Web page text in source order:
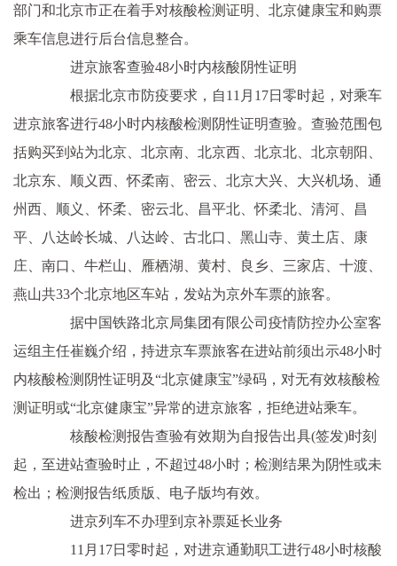
部门和北京市正在着手对核酸检测证明、北京健康宝和购票
乘车信息进行后台信息整合。
进京旅客查验48小时内核酸阴性证明
根据北京市防疫要求，自11月17日零时起，对乘车
进京旅客进行48小时内核酸检测阴性证明查验。查验范围包
括购买到站为北京、北京南、北京西、北京北、北京朝阳、
北京东、顺义西、怀柔南、密云、北京大兴、大兴机场、通
州西、顺义、怀柔、密云北、昌平北、怀柔北、清河、昌
平、八达岭长城、八达岭、古北口、黑山寺、黄土店、康
庄、南口、牛栏山、雁栖湖、黄村、良乡、三家店、十渡、
燕山共33个北京地区车站，发站为京外车票的旅客。
据中国铁路北京局集团有限公司疫情防控办公室客
运组主任崔巍介绍，持进京车票旅客在进站前须出示48小时
内核酸检测阴性证明及“北京健康宝”绿码，对无有效核酸检
测证明或“北京健康宝”异常的进京旅客，拒绝进站乘车。
核酸检测报告查验有效期为自报告出具(签发)时刻
起，至进站查验时止，不超过48小时；检测结果为阴性或未
检出；检测报告纸质版、电子版均有效。
进京列车不办理到京补票延长业务
11月17日零时起，对进京通勤职工进行48小时核酸